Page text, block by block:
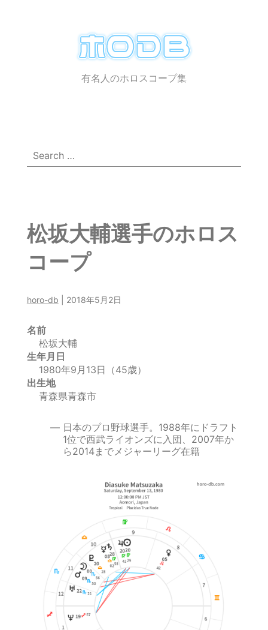
ホ
ロ
有名人のホロスコープ集
Search
for:
松坂大輔選手のホロス
コープ
horo-db 2018年5月2日
名前
松坂大輔
生年月日
1980年9月13日（45歳）
出生地
青森県青森市
日本のプロ野球選手。1988年にドラフト
1位で西武ライオンズに入団、2007年か
ら2014までメジャーリーグ在籍